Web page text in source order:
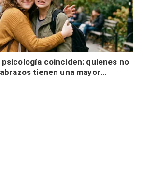
coinciden: quienes no
tienen una mayor
estímulos físicos y no es por